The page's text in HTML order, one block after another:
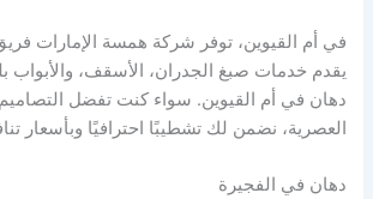
في أم القيوين، توفر شركة همسة الإمارات
يقدم خدمات صبغ الجدران، الأسقف، والأبواب
دهان في أم القيوين. سواء كنت تفضل التصاميم
العصرية، نضمن لك تشطيبًا احترافيًا وبأسعار
دهان في الفجيرة